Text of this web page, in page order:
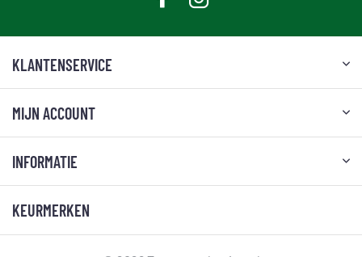
KLANTENSERVICE
MIJN ACCOUNT
INFORMATIE
KEURMERKEN